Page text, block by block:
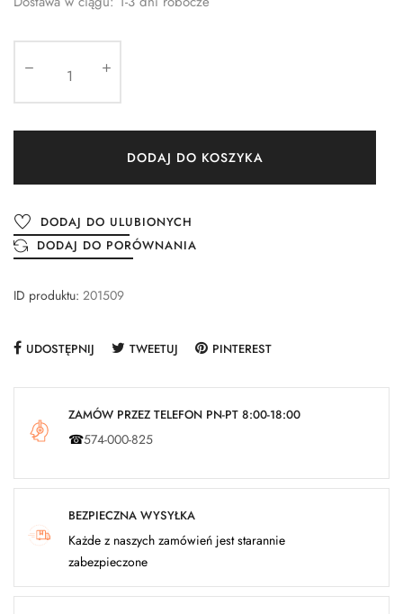
DODAJ DO KOSZYKA
DODAJ DO ULUBIONYCH
DODAJ DO PORÓWNANIA
ID produktu: 201509
UDOSTĘPNIJ TWEETUJ PINTEREST
ZAMÓW PRZEZ TELEFON PN-PT 8:00-18:00
☎574-000-825
BEZPIECZNA WYSYŁKA
Każde z naszych zamówień jest starannie
zabezpieczone